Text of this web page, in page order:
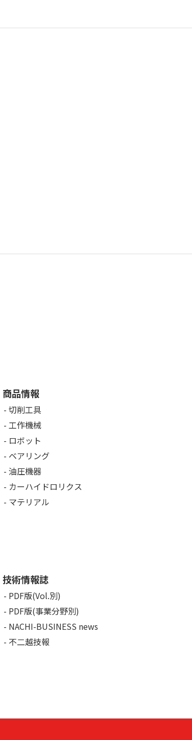
商品情報
切削工具
工作機械
ロボット
ベアリング
油圧機器
カーハイドロリクス
マテリアル
技術情報誌
PDF版(Vol.別)
PDF版(事業分野別)
NACHI-BUSINESS news
不二越技報